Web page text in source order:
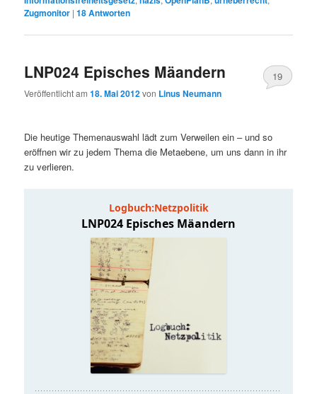
Zugmonitor |18Antworten
LNP024 Episches Mäandern
Veröffentlicht am18. Mai 2012von Linus Neumann
19
Die heutige Themenauswahl lädt zum Verweilen ein – und so
eröffnen wir zu jedem Thema die Metaebene, um uns dann in ihr
zu verlieren.